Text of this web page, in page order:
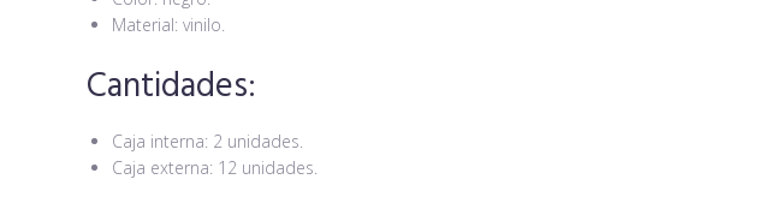
Material: vinilo.
Cantidades:
Caja interna: 2 unidades.
Caja externa: 12 unidades.